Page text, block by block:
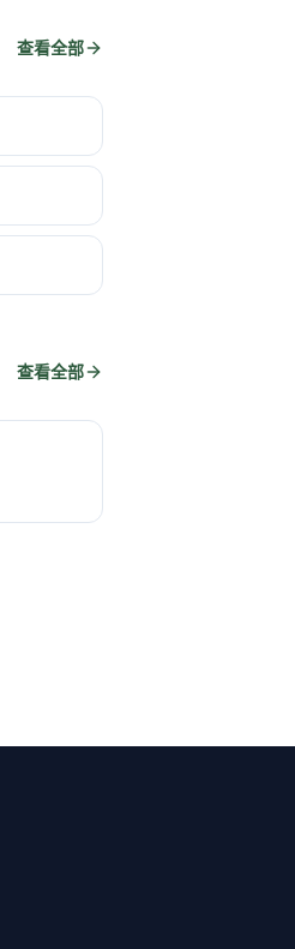
查看全部
查看全部